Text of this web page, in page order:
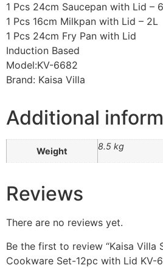
1 Pcs 24cm Saucepan with Lid –
1 Pcs 16cm Milkpan with Lid – 2L
1 Pcs 24cm Fry Pan with Lid
Induction Based
Model:KV-6682
Brand: Kaisa Villa
Additional
Weight 8.5 kg
Reviews
There are no reviews yet.
Be the first to review “Kaisa Villa
Cookware Set-12pc with Lid KV-